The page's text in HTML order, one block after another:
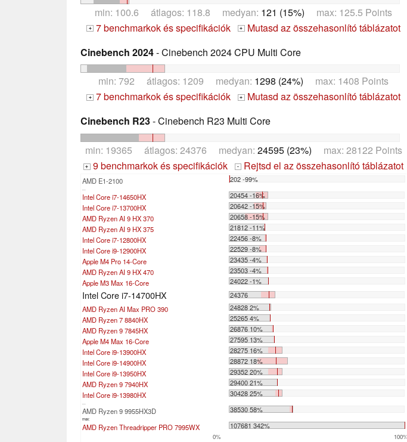
min: 100.6 átlagos: 118.8 medyan: 121 (15%) max: 125.5 Points
+ 7 benchmarkok és specifikációk + Mutasd az összehasonlító táblázatot
Cinebench 2024- Cinebench 2024 CPU Multi Core
min: 792 átlagos: 1209 medyan: 1298 (24%) max: 1408 Points
+ 7 benchmarkok és specifikációk + Mutasd az összehasonlító táblázatot
Cinebench R23- Cinebench R23 Multi Core
min: 19365 átlagos: 24376 medyan: 24595 (23%) max: 28122 Points
+ 9 benchmarkok és specifikációk - Rejtsd el az összehasonlító táblázatot
AMD E1-2100 202 -99%
...
Intel Core i7-14650HX
20454 -16%
Intel Core i7-13700HX
20642 -15%
AMD Ryzen AI 9 HX 370
20658 -15%
AMD Ryzen AI 9 HX 375
21812 -11%
Intel Core i7-12800HX
22456 -8%
Intel Core i9-12900HX
22529 -8%
Apple M4 Pro 14-Core
23435 -4%
AMD Ryzen AI 9 HX 470
23503 -4%
Apple M3 Max 16-Core
24022 -1%
Intel Core i7-14700HX
24376
AMD Ryzen AI Max PRO 390
24828 2%
AMD Ryzen 7 8840HX
25265 4%
AMD Ryzen 9 7845HX
26876 10%
Apple M4 Max 16-Core
27595 13%
Intel Core i9-13900HX
28275 16%
Intel Core i9-14900HX
28872 18%
Intel Core i9-13950HX
29352 20%
AMD Ryzen 9 7940HX
29400 21%
Intel Core i9-13980HX
30428 25%
...
AMD Ryzen 9 9955HX3D 38530 58%
max:
AMD Ryzen Threadripper PRO 7995WX 107681 342%
0% 100%